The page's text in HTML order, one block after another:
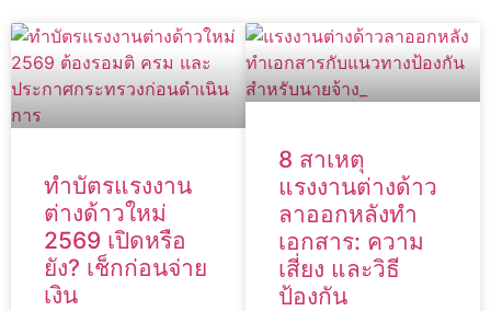
ทำบัตรแรงงาน
ต่างด้าวใหม่
2569 เปิดหรือ
ยัง? เช็กก่อนจ่าย
เงิน
8 สาเหตุ
แรงงานต่างด้าว
ลาออกหลังทำ
เอกสาร: ความ
เสี่ยง และวิธี
ป้องกัน